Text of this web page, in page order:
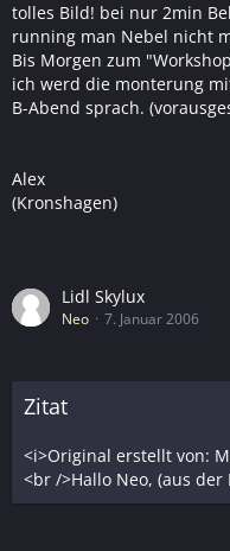
tolles Bild! bei nur 2min
running man Nebel nicht
Bis Morgen zum
ich werd die monterung
B-Abend sprach.
Alex
(Kronshagen)
Lidl Skylux
Neo 7. Januar 2006
Zitat
<i>Original erstellt von:
<br />Hallo Neo, (aus